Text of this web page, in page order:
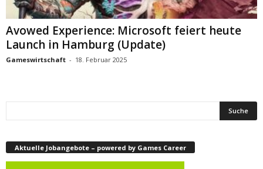
Avowed Experience: Microsoft feiert heute
Launch in Hamburg (Update)
Gameswirtschaft - 18. Februar 2025
Aktuelle Jobangebote – powered by Games Career